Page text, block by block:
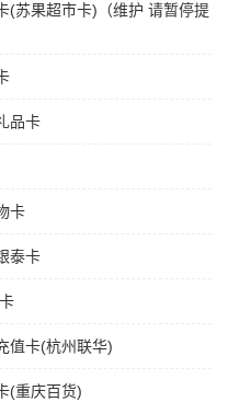
(苏果超市卡)（维护 请暂停提
品卡
卡
泰卡
值卡(杭州联华)
(重庆百货)